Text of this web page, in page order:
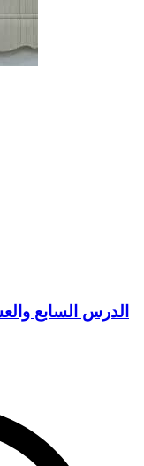
الدرس السابع